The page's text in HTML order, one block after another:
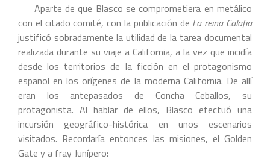
Aparte de que Blasco se comprometiera en metálico
con el citado comité, con la publicación de La reina Calafia
justificó sobradamente la utilidad de la tarea documental
realizada durante su viaje a California, a la vez que incidía
desde los territorios de la ficción en el protagonismo
español en los orígenes de la moderna California. De allí
eran los antepasados de Concha Ceballos, su
protagonista. Al hablar de ellos, Blasco efectuó una
incursión geográfico-histórica en unos escenarios
visitados. Recordaría entonces las misiones, el Golden
Gate y a fray Junípero: